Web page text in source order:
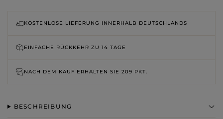
KOSTENLOSE LIEFERUNG INNERHALB DEUTSCHLANDS
EINFACHE RÜCKKEHR ZU 14 TAGE
NACH DEM KAUF ERHALTEN SIE 209 PKT.
BESCHREIBUNG